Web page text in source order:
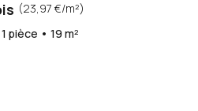
ville